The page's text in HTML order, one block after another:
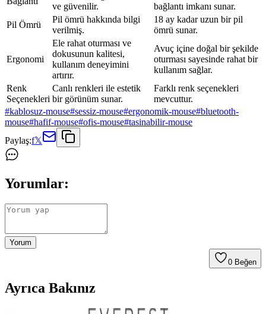
ve güvenilir.
bağlantı imkanı sunar.
Pil Ömrü
Pil ömrü hakkında bilgi
verilmiş.
18 ay kadar uzun bir pil
ömrü sunar.
Ergonomi
Ele rahat oturması ve
dokusunun kalitesi,
kullanım deneyimini
artırır.
Avuç içine doğal bir şekilde
oturması sayesinde rahat bir
kullanım sağlar.
Renk
Seçenekleri
Canlı renkleri ile estetik
bir görünüm sunar.
Farklı renk seçenekleri
mevcuttur.
#kablosuz-mouse#sessiz-mouse#ergonomik-mouse#bluetooth-
mouse#hafif-mouse#ofis-mouse#tasinabilir-mouse
Paylaş:f𝕏
Yorumlar:
Yorum
0 Beğen
Ayrıca Bakınız